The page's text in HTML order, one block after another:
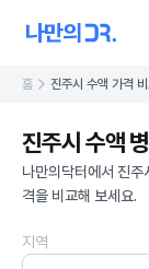
홈 진주시 수액 가격
진주시 수액
나만의닥터에서 진
격을 비교해 보세요.
지역